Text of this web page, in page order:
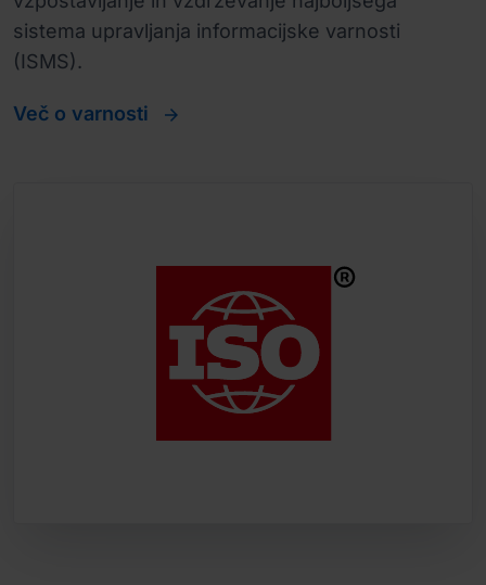
sistema upravljanja informacijske varnosti
(ISMS).
Več o varnosti